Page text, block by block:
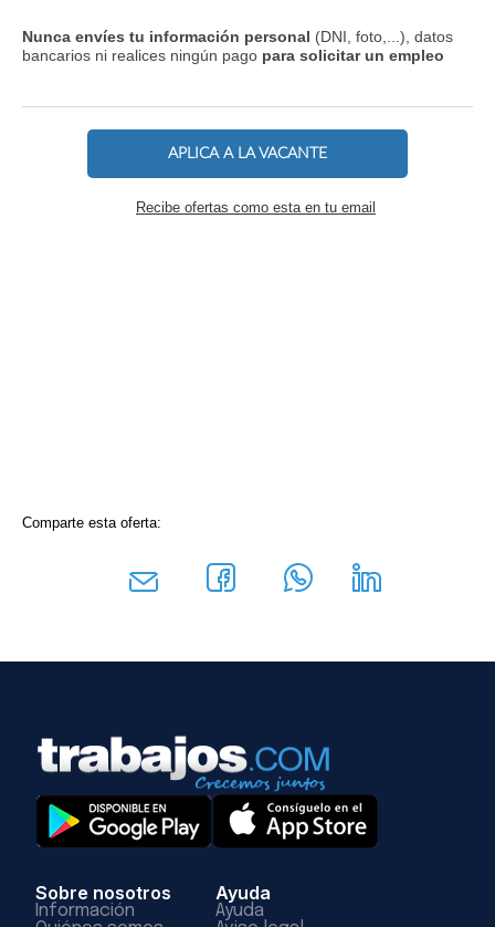
Nunca envíes tu información personal (DNI, foto,...), datos
bancarios ni realices ningún pago para solicitar un empleo
APLICA A LA VACANTE
Recibe ofertas como esta en tu email
Comparte esta oferta:
Sobre nosotros
Información
Ayuda
Ayuda